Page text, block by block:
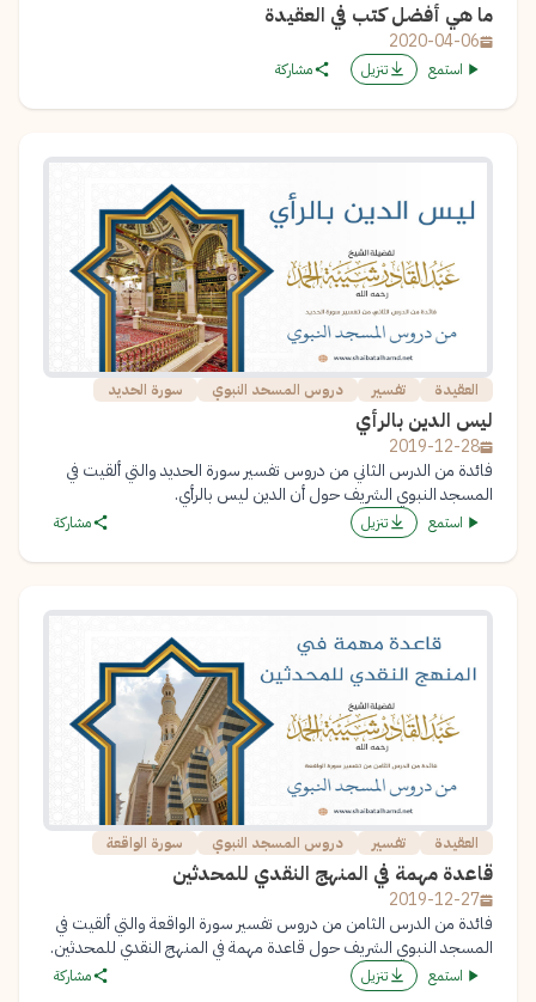
ما هي أفضل كتب في العقيدة
2020-04-06
استمع تنزيل مشاركة
العقيدة تفسير دروس المسحد النبوي سورة الحديد
ليس الدين بالرأي
2019-12-28
فائدة من الدرس الثاني من دروس تفسير سورة الحديد والتي ألقيت في
المسجد النبوي الشريف حول أن الدين ليس بالرأي.
استمع تنزيل مشاركة
العقيدة تفسير دروس المسجد النبوي سورة الواقعة
قاعدة مهمة في المنهج النقدي للمحدثين
2019-12-27
فائدة من الدرس الثامن من دروس تفسير سورة الواقعة والتي ألقيت في
المسجد النبوي الشريف حول قاعدة مهمة في المنهج النقدي للمحدثين.
استمع تنزيل مشاركة